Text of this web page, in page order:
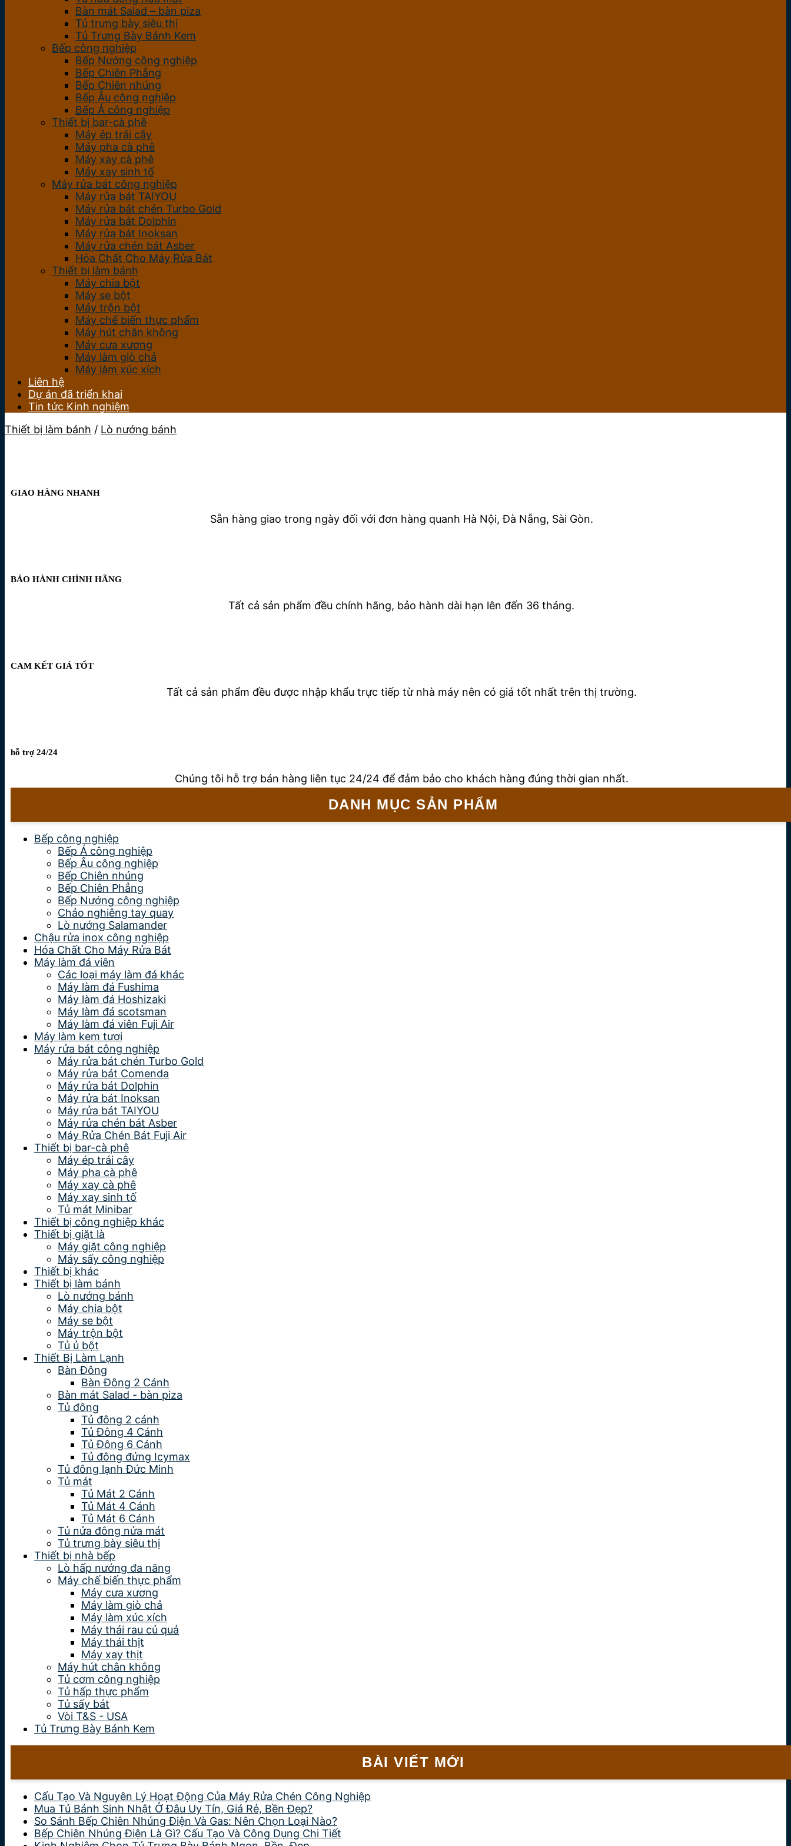
Bàn mát Salad – bàn piza
Tủ trưng bày siêu thị
Tủ Trưng Bày Bánh Kem
Bếp công nghiệp
Bếp Nướng công nghiệp
Bếp Chiên Phẳng
Bếp Chiên nhúng
Bếp Âu công nghiệp
Bếp Á công nghiệp
Thiết bị bar-cà phê
Máy ép trái cây
Máy pha cà phê
Máy xay cà phê
Máy xay sinh tố
Máy rửa bát công nghiệp
Máy rửa bát TAIYOU
Máy rửa bát chén Turbo Gold
Máy rửa bát Dolphin
Máy rửa bát Inoksan
Máy rửa chén bát Asber
Hóa Chất Cho Máy Rửa Bát
Thiết bị làm bánh
Máy chia bột
Máy se bột
Máy trộn bột
Máy chế biến thực phẩm
Máy hút chân không
Máy cưa xương
Máy làm giò chả
Máy làm xúc xích
Liên hệ
Dự án đã triển khai
Tin tức Kinh nghiệm
Thiết bị làm bánh / Lò nướng bánh
GIAO HÀNG NHANH
Sẵn hàng giao trong ngày đối với đơn hàng quanh Hà Nội, Đà Nẵng, Sài Gòn.
BẢO HÀNH CHÍNH HÃNG
Tất cả sản phẩm đều chính hãng, bảo hành dài hạn lên đến 36 tháng.
CAM KẾT GIÁ TỐT
Tất cả sản phẩm đều được nhập khẩu trực tiếp từ nhà máy nên có giá tốt nhất trên thị trường.
hỗ trợ 24/24
Chúng tôi hỗ trợ bán hàng liên tục 24/24 để đảm bảo cho khách hàng đúng thời gian nhất.
DANH MỤC SẢN PHẨM
Bếp công nghiệp
Bếp Á công nghiệp
Bếp Âu công nghiệp
Bếp Chiên nhúng
Bếp Chiên Phẳng
Bếp Nướng công nghiệp
Chảo nghiêng tay quay
Lò nướng Salamander
Chậu rửa inox công nghiệp
Hóa Chất Cho Máy Rửa Bát
Máy làm đá viên
Các loại máy làm đá khác
Máy làm đá Fushima
Máy làm đá Hoshizaki
Máy làm đá scotsman
Máy làm đá viên Fuji Air
Máy làm kem tươi
Máy rửa bát công nghiệp
Máy rửa bát chén Turbo Gold
Máy rửa bát Comenda
Máy rửa bát Dolphin
Máy rửa bát Inoksan
Máy rửa bát TAIYOU
Máy rửa chén bát Asber
Máy Rửa Chén Bát Fuji Air
Thiết bị bar-cà phê
Máy ép trái cây
Máy pha cà phê
Máy xay cà phê
Máy xay sinh tố
Tủ mát Minibar
Thiết bị công nghiệp khác
Thiết bị giặt là
Máy giặt công nghiệp
Máy sấy công nghiệp
Thiết bị khác
Thiết bị làm bánh
Lò nướng bánh
Máy chia bột
Máy se bột
Máy trộn bột
Tủ ủ bột
Thiết Bị Làm Lạnh
Bàn Đông
Bàn Đông 2 Cánh
Bàn mát Salad - bàn piza
Tủ đông
Tủ đông 2 cánh
Tủ Đông 4 Cánh
Tủ Đông 6 Cánh
Tủ đông đứng Icymax
Tủ đông lạnh Đức Minh
Tủ mát
Tủ Mát 2 Cánh
Tủ Mát 4 Cánh
Tủ Mát 6 Cánh
Tủ nửa đông nửa mát
Tủ trưng bày siêu thị
Thiết bị nhà bếp
Lò hấp nướng đa năng
Máy chế biến thực phẩm
Máy cưa xương
Máy làm giò chả
Máy làm xúc xích
Máy thái rau củ quả
Máy thái thịt
Máy xay thịt
Máy hút chân không
Tủ cơm công nghiệp
Tủ hấp thực phẩm
Tủ sấy bát
Vòi T&S - USA
Tủ Trưng Bày Bánh Kem
BÀI VIẾT MỚI
Cấu Tạo Và Nguyên Lý Hoạt Động Của Máy Rửa Chén Công Nghiệp
Mua Tủ Bánh Sinh Nhật Ở Đâu Uy Tín, Giá Rẻ, Bền Đẹp?
So Sánh Bếp Chiên Nhúng Điện Và Gas: Nên Chọn Loại Nào?
Bếp Chiên Nhúng Điện Là Gì? Cấu Tạo Và Công Dụng Chi Tiết